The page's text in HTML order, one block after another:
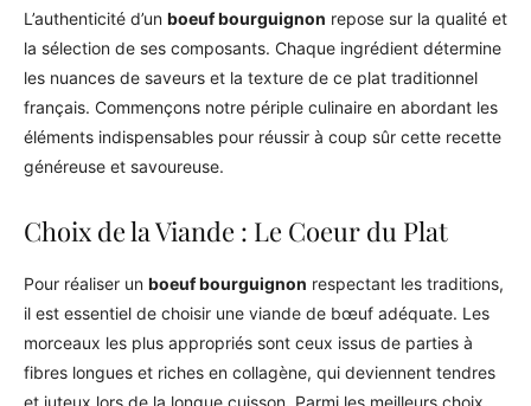
L’authenticité d’un boeuf bourguignon repose sur la qualité et
la sélection de ses composants. Chaque ingrédient détermine
les nuances de saveurs et la texture de ce plat traditionnel
français. Commençons notre périple culinaire en abordant les
éléments indispensables pour réussir à coup sûr cette recette
généreuse et savoureuse.
Choix de la Viande : Le Coeur du Plat
Pour réaliser un boeuf bourguignon respectant les traditions,
il est essentiel de choisir une viande de bœuf adéquate. Les
morceaux les plus appropriés sont ceux issus de parties à
fibres longues et riches en collagène, qui deviennent tendres
et juteux lors de la longue cuisson. Parmi les meilleurs choix,